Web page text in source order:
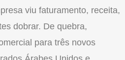
viu faturamento, receita,
dobrar. De quebra,
para três novos